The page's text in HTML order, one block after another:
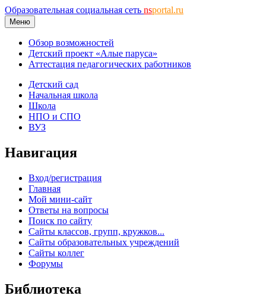
Образовательная социальная сеть nsportal.ru
Меню
Обзор возможностей
Детский проект «Алые паруса»
Аттестация педагогических работников
Детский сад
Начальная школа
Школа
НПО и СПО
ВУЗ
Навигация
Вход/регистрация
Главная
Мой мини-сайт
Ответы на вопросы
Поиск по сайту
Сайты классов, групп, кружков...
Сайты образовательных учреждений
Сайты коллег
Форумы
Библиотека